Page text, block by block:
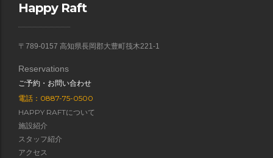
Happy Raft
〒789-0157 高知県長岡郡大豊町筏木221-1
Reservations
ご予約・お問い合わせ
電話：0887-75-0500
HAPPY RAFTについて
施設紹介
スタッフ紹介
アクセス